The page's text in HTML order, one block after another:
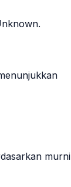
murni